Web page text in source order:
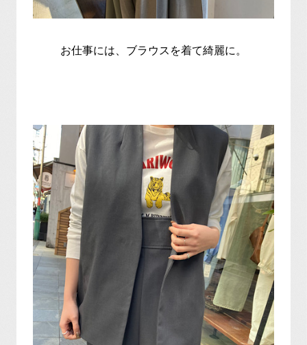
お仕事には、ブラウスを着て綺麗に。